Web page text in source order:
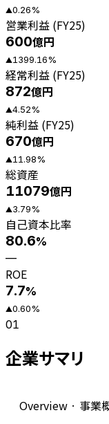
▲0.26%
営業利益 (FY25)
600億円
▲1399.16%
経常利益 (FY25)
872億円
▲4.52%
純利益 (FY25)
670億円
▲11.98%
総資産
11079億円
▲3.79%
自己資本比率
80.6%
—
ROE
7.7%
▲0.60%
01
企業サマリ
Overview · 事業